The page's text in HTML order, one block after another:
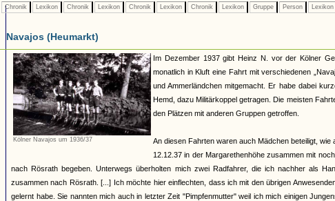
Chronik Lexikon Chronik Lexikon Chronik Lexikon Chronik Lexikon Gruppe Person Lexikon
Navajos (Heumarkt)
Kölner Navajos um 1936/37
Im Dezember 1937 gibt Heinz N. vor der Kölner
monatlich in Kluft eine Fahrt mit verschiedenen
und Ammerländchen mitgemacht. Er habe dabei
Hemd, dazu Militärkoppel getragen. Die meisten
den Plätzen mit anderen Gruppen getroffen.
An diesen Fahrten waren auch Mädchen beteiligt,
12.12.37 in der Margarethenhöhe zusammen mit
nach Rösrath begeben. Unterwegs überholten mich zwei Radfahrer, die ich nachher als
zusammen nach Rösrath. [...] Ich möchte hier einflechten, dass ich mit den übrigen
gelernt habe. Sie nannten mich auch in letzter Zeit "Pimpfenmutter" weil ich mich einigen